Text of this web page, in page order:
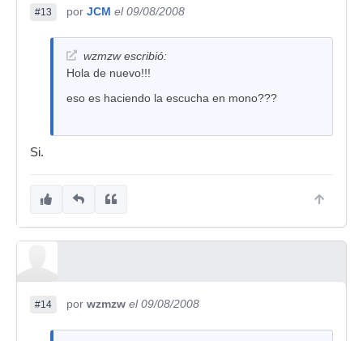
#13 por JCM el 09/08/2008
wzmzw escribió:
Hola de nuevo!!!
eso es haciendo la escucha en mono???
Si.
#14 por wzmzw el 09/08/2008